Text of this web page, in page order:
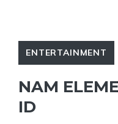
ENTERTAINMENT
NAM
ID